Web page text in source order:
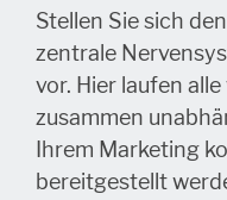
Stellen Sie sich
zentrale
vor. Hier laufen
zusammen
Ihrem Marketing
bereitgestellt